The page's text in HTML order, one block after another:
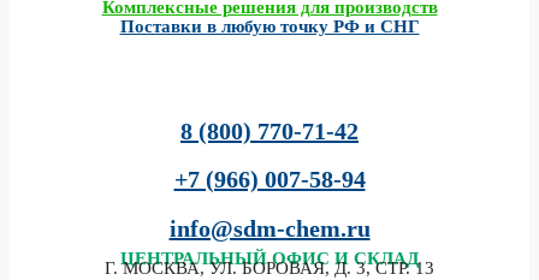
Комплексные решения для производств
Поставки в любую точку РФ и СНГ
8 (800) 770-71-42
+7 (966) 007-58-94
info@sdm-chem.ru
ЦЕНТРАЛЬНЫЙ ОФИС И СКЛАД
Г. МОСКВА, УЛ. БОРОВАЯ, Д. 3, СТР. 13